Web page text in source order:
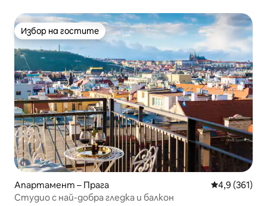
Избор на гостите
Избор на гостите
Апартамент – Прага Средна
4,9 (361)
Студио с най-добра гледка и балкон